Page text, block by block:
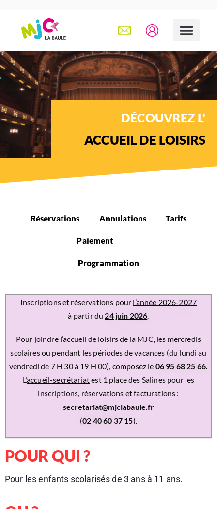
DÉCOUVREZ L'
ACCUEIL DE LOISIRS
Réservations Annulations Tarifs
Paiement
Programmation
Inscriptions et réservations pour l’année 2026-2027
à partir du 24 juin 2026.
Pour joindre l’accueil de loisirs de la MJC, les mercredis
scolaires ou pendant les périodes de vacances (du lundi au
vendredi de 7 H 30 à 19 H 00), composez le 06 95 68 25 66.
L’accueil-secrétariatest 1 place des Salines pour les
inscriptions, réservations et facturations :
secretariat@mjclabaule.fr
(02 40 60 37 15).
POUR QUI ?
Pour les enfants scolarisés de 3 ans à 11 ans.